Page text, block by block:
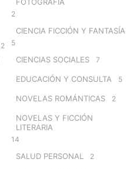
2
2
CIENCIA FICCIÓN Y FANTASÍA
5
CIENCIAS SOCIALES 7
EDUCACIÓN Y CONSULTA 5
NOVELAS ROMÁNTICAS 2
NOVELAS Y FICCIÓN
LITERARIA
14
SALUD PERSONAL 2